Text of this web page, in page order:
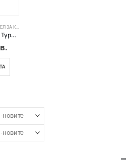
ЗА КОЛА
Разклонител за кола B39 Type C 12/24V 3 запалки + 2 USB- 3.1A с дисплей и кабел